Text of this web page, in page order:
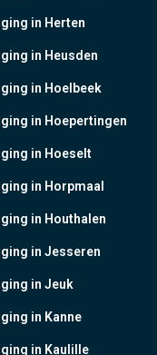
in Herten
in Heusden
in Hoelbeek
in Hoepertingen
in Hoeselt
in Horpmaal
in Houthalen
in Jesseren
in Jeuk
in Kanne
in Kaulille